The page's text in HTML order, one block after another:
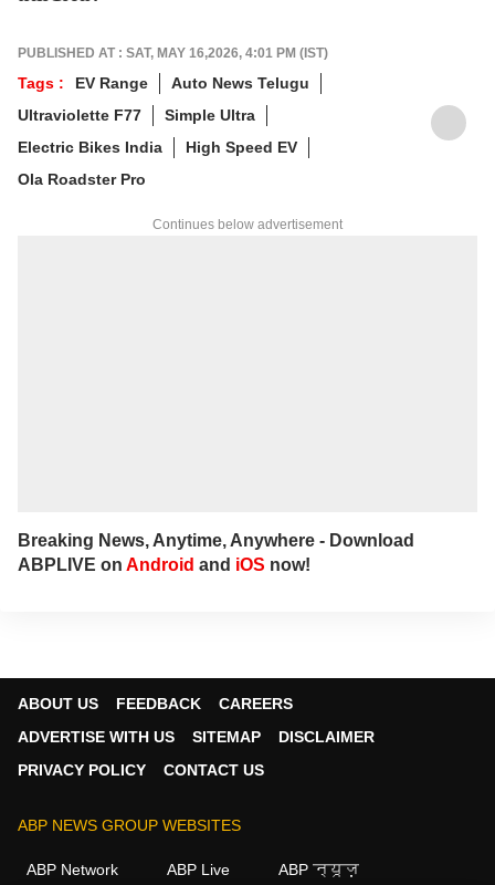
PUBLISHED AT : SAT, MAY 16,2026, 4:01 PM (IST)
Tags : EV Range
Auto News Telugu
Ultraviolette F77
Simple Ultra
Electric Bikes India
High Speed EV
Ola Roadster Pro
Continues below advertisement
Breaking News, Anytime, Anywhere - Download
ABPLIVE on Android and iOS now!
ABOUT US FEEDBACK
CAREERS
ADVERTISE WITH US
SITEMAP
DISCLAIMER
PRIVACY POLICY
CONTACT US
ABP NEWS GROUP WEBSITES
ABP Network ABP Live ABP न्यूज़